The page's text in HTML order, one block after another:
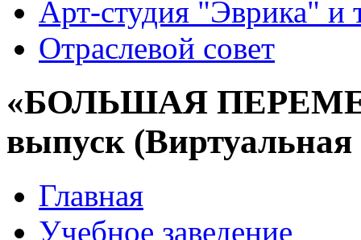
Арт-студия "Эврика" и
Отраслевой совет
«БОЛЬШАЯ
выпуск (Виртуальная
Главная
Учебное заведение